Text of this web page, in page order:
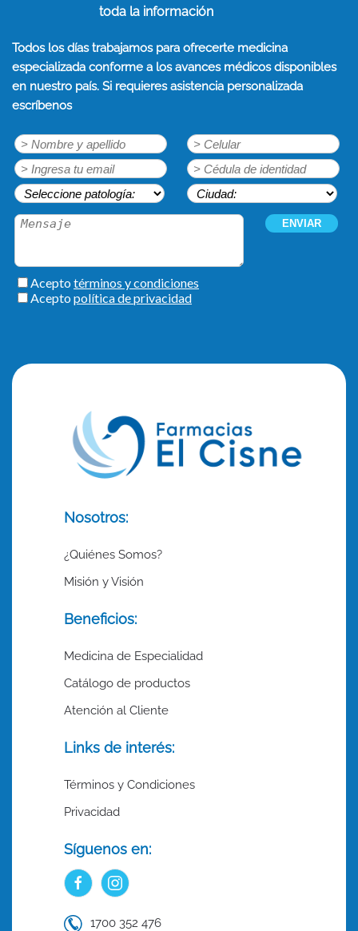
toda la información
Todos los días trabajamos para ofrecerte medicina
especializada conforme a los avances médicos disponibles
en nuestro país. Si requieres asistencia personalizada
escríbenos
Nosotros:
¿Quiénes Somos?
Misión y Visión
Beneficios:
Medicina de Especialidad
Catálogo de productos
Atención al Cliente
Links de interés:
Términos y Condiciones
Privacidad
Síguenos en:
1700 352 476